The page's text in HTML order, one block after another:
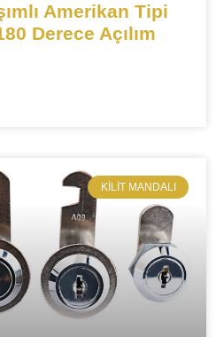
Amerikan Tipi
Derece Açılım
KILIT MANDALI​